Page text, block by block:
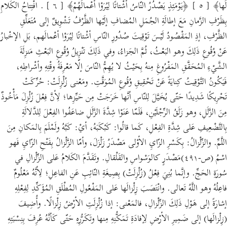
لَها﴾ [ ٥ ] ﴿يَوْمَئِذٍ يَصْدُرُ النّاسُ أشْتاتًا لِيُرَوْا أعْمالَهُمْ﴾ [ ٦ ] . افْتِتاحُ الكَلامِ
بِظَرْفِ الزَّمانِ مَعَ إطالَةِ الجُمَلِ المُضافِ إلَيْها الظَّرْفُ تَشْوِيقٌ إلى مُتَعَلِّقِ
الظَّرْفِ، إذِ المَقْصُودُ لَيْسَ تَوْقِيتَ صُدُورِ النّاسِ أشْتاتًا لِيُرَوْا أعْمالَهم، بَلِ الإخْبارُ
عَنْ وُقُوعِ ذَلِكَ وهو البَعْثُ، ثُمَّ الجَزاءُ، وفي ذَلِكَ تَنْزِيلُ وُقُوعِ البَعْثِ مَنزِلَةَ
الشَّيْءِ المُحَقَّقِ المَفْرُوغِ مِنهُ بِحَيْثُ لا يُهِمُّ النّاسَ إلّا مَعْرِفَةُ وقْتِهِ وأشْراطِهِ،
فَيَكُونُ التَّوْقِيتُ كِنايَةً عَنْ تَحْقِيقِ وُقُوعِ المُوَقَّتِ. ومَعْنى زُلْزِلَتْ: حُرِّكَتْ
تَحْرِيكًا شَدِيدًا حَتّى يُخَيَّلَ لِلنّاسِ أنَّها خَرَجَتْ مِن حَيِّزِها؛ لِأنَّ فِعْلَ زُلْزِلَ مَأْخُوذٌ
مِنَ الزَّلَلِ، وهو زَلَقُ الرِّجْلَيْنِ، فَلَمّا عَنَوْا شِدَّةَ الزَّلَلِ ضاعَفُوا الفِعْلَ لِلدَّلالَةِ
بِالتَّضْعِيفِ عَلى شِدَّةِ الفِعْلِ، كَما قالُوا: كَبْكَبَهُ، أيْ: كَبَّهُ ولَمْلَمَ بِالمَكانِ مِنَ
اللَّمِّ. والزِّلْزالُ: بِكَسْرِ الزّايِ الأوْلى مَصْدَرُ زَلْزَلَ، وأمّا الزَّلْزالُ بِفَتْحِ الزّايِ فَهو
اسْمُ (ص-٤٩١)مَصْدَرٍ كالوَسْواسِ والقَلْقالِ. وتَقَدَّمَ الكَلامُ عَلى الزِّلْزالِ في
سُورَةِ الحَجِّ. وإنَّما بُنِيَ فِعْلُ (زُلْزِلَتْ) بِصِيغَةِ النّائِبِ عَنِ الفاعِلِ؛ لِأنَّهُ مَعْلُومٌ
فاعِلُهُ وهو اللَّهُ تَعالى. وانْتَصَبَ زِلْزالَها عَلى المَفْعُولِ المُطْلَقِ المُؤَكِّدِ لِفِعْلِهِ
إشارَةً إلى هَوْلِ ذَلِكَ الزِّلْزالِ، فالمَعْنى: إذا زُلْزِلَتِ الأرْضُ زِلْزالًا. وأُضِيفَ
(زِلْزالَها) إلى ضَمِيرِ الأرْضِ لِإفادَةِ تَمَكُّنِهِ مِنها وتَكَرُّرِهِ حَتّى كَأنَّهُ عُرِفَ بِنِسْبَتِهِ